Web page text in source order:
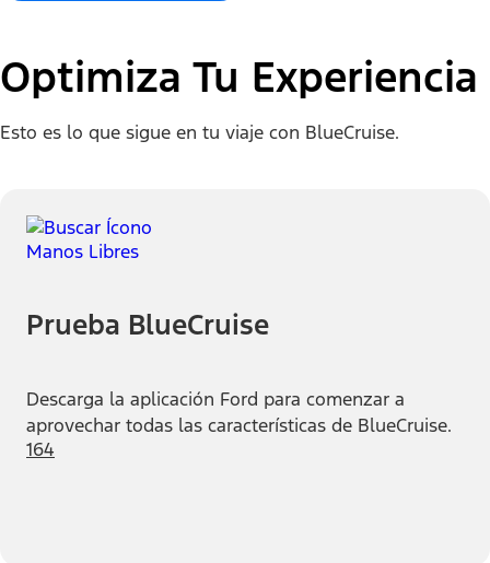
Optimiza Tu Experiencia
​​​​​​​Esto es lo que sigue en tu viaje con BlueCruise.
Prueba BlueCruise
Descarga la aplicación Ford para comenzar a
aprovechar todas las características de BlueCruise.
164